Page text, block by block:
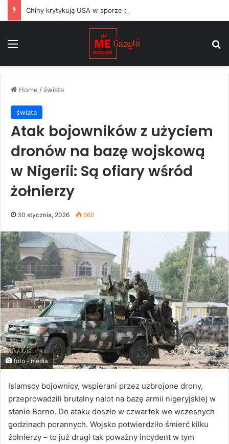
Home / świata
świata
Atak bojowników z użyciem
dronów na bazę wojskową
w Nigerii: Są ofiary wśród
żołnierzy
30 stycznia, 2026 660
foto - media
Islamscy bojownicy, wspierani przez uzbrojone drony,
przeprowadzili brutalny nalot na bazę armii nigeryjskiej w
stanie Borno. Do ataku doszło w czwartek we wczesnych
godzinach porannych. Wojsko potwierdziło śmierć kilku
żołnierzy – to już drugi tak poważny incydent w tym